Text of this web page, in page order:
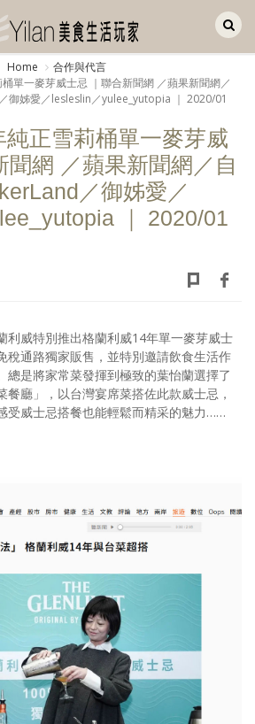
Home
合作與代言
單一麥芽威士忌 ｜聯合新聞網 ／蘋果新聞網／
御姊愛／lesleslin／yulee_yutopia ｜ 2020/01
正雪莉桶單一麥芽威
聞網 ／蘋果新聞網／自
／御姊愛／
｜ 2020/01
利威特別推出格蘭利威14年單一麥芽威士
稅通路獨家販售，並特別邀請飲食生活作
總是將家常菜發揮到極致的葉怡蘭選擇了
餐廳」，以台灣宴席菜搭佐此款威士忌，
受威士忌搭餐也能輕鬆而精采的魅力……